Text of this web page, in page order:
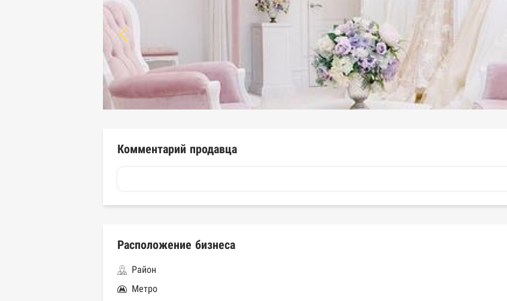
Комментарий продавца
Расположение бизнеса
Район
Метро